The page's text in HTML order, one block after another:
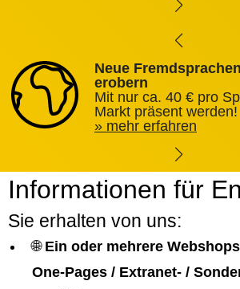
Neue
erobern
Mit nur ca. 40 € pro
Markt präsent werden!
mehr erfahren
Informationen für
Sie erhalten von uns:
🌐 Ein oder mehrere
One-Pages / Extranet- /